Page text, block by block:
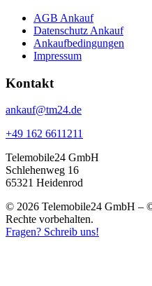
AGB Ankauf
Datenschutz Ankauf
Ankaufbedingungen
Impressum
Kontakt
ankauf@tm24.de
+49 162 6611211
Telemobile24 GmbH
Schlehenweg 16
65321 Heidenrod
© 2026 Telemobile24 GmbH –
Rechte vorbehalten.
Fragen? Schreib uns!